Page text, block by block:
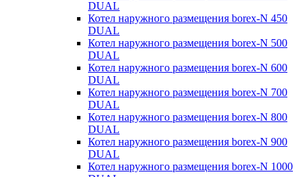
DUAL
Котел наружного размещения borex-N 450
DUAL
Котел наружного размещения borex-N 500
DUAL
Котел наружного размещения borex-N 600
DUAL
Котел наружного размещения borex-N 700
DUAL
Котел наружного размещения borex-N 800
DUAL
Котел наружного размещения borex-N 900
DUAL
Котел наружного размещения borex-N 1000